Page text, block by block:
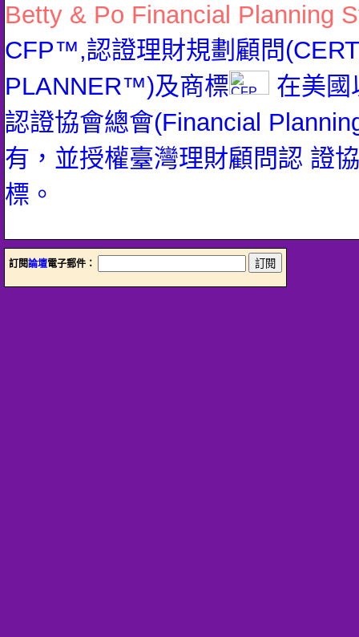
Betty & Po Financial Planning
CFP™,認證理財規劃顧問
PLANNER™)及商標
在美國
認證協會總會(Financial
有，並授權臺灣理財顧問認 證
標。
訂閱論壇電子郵件：